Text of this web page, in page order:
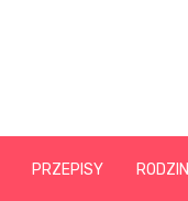
PRZEPISY